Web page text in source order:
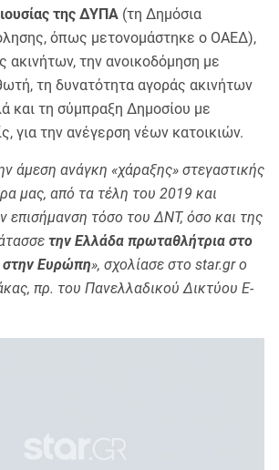
της ΔΥΠΑ (τη Δημόσια
όπως μετονομάστηκε ο ΟΑΕΔ),
την ανοικοδόμηση με
τη δυνατότητα αγοράς ακινήτων
και τη σύμπραξη Δημοσίου με
για την ανέγερση νέων κατοικιών.
άμεση ανάγκη «χάραξης» στεγαστικής
μας, από τα τέλη του 2019 και
επισήμανση τόσο του ΔΝΤ, όσο και της
την Ελλάδα πρωταθλήτρια στο
στην Ευρώπη», σχολίασε στο star.gr ο
πρ. του Πανελλαδικού Δικτύου E-